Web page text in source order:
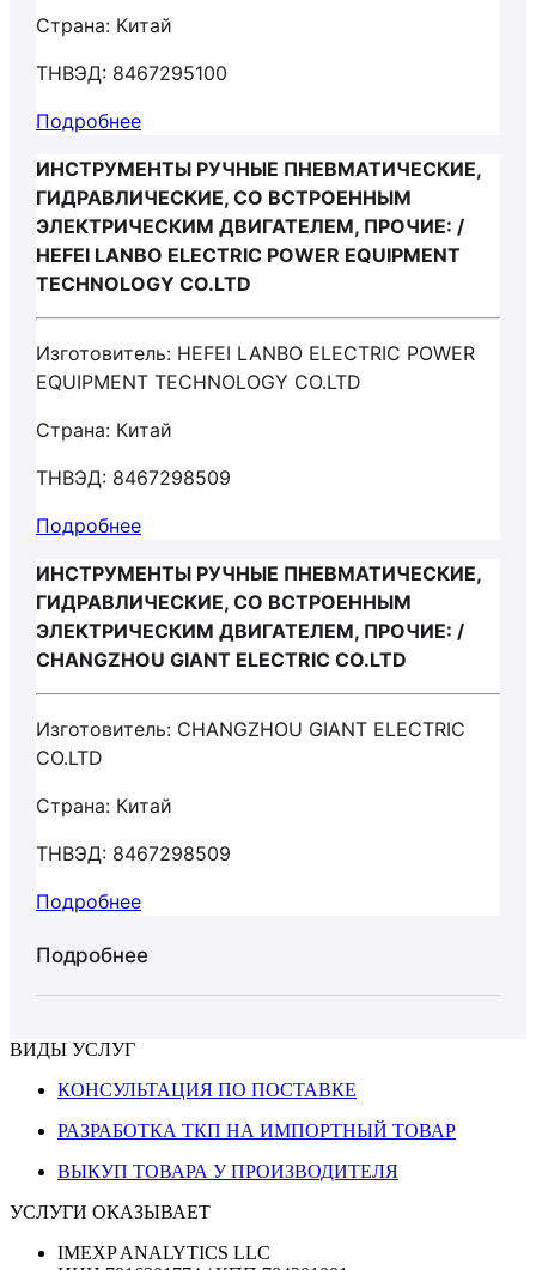
Страна: Китай
ТНВЭД: 8467295100
Подробнее
ИНСТРУМЕНТЫ РУЧНЫЕ ПНЕВМАТИЧЕСКИЕ,
ГИДРАВЛИЧЕСКИЕ, СО ВСТРОЕННЫМ
ЭЛЕКТРИЧЕСКИМ ДВИГАТЕЛЕМ, ПРОЧИЕ: /
HEFEI LANBO ELECTRIC POWER EQUIPMENT
TECHNOLOGY CO.LTD
Изготовитель: HEFEI LANBO ELECTRIC POWER
EQUIPMENT TECHNOLOGY CO.LTD
Страна: Китай
ТНВЭД: 8467298509
Подробнее
ИНСТРУМЕНТЫ РУЧНЫЕ ПНЕВМАТИЧЕСКИЕ,
ГИДРАВЛИЧЕСКИЕ, СО ВСТРОЕННЫМ
ЭЛЕКТРИЧЕСКИМ ДВИГАТЕЛЕМ, ПРОЧИЕ: /
CHANGZHOU GIANT ELECTRIC CO.LTD
Изготовитель: CHANGZHOU GIANT ELECTRIC
CO.LTD
Страна: Китай
ТНВЭД: 8467298509
Подробнее
Подробнее
ВИДЫ УСЛУГ
КОНСУЛЬТАЦИЯ ПО ПОСТАВКЕ
РАЗРАБОТКА ТКП НА ИМПОРТНЫЙ ТОВАР
ВЫКУП ТОВАРА У ПРОИЗВОДИТЕЛЯ
УСЛУГИ ОКАЗЫВАЕТ
IMEXP ANALYTICS LLC